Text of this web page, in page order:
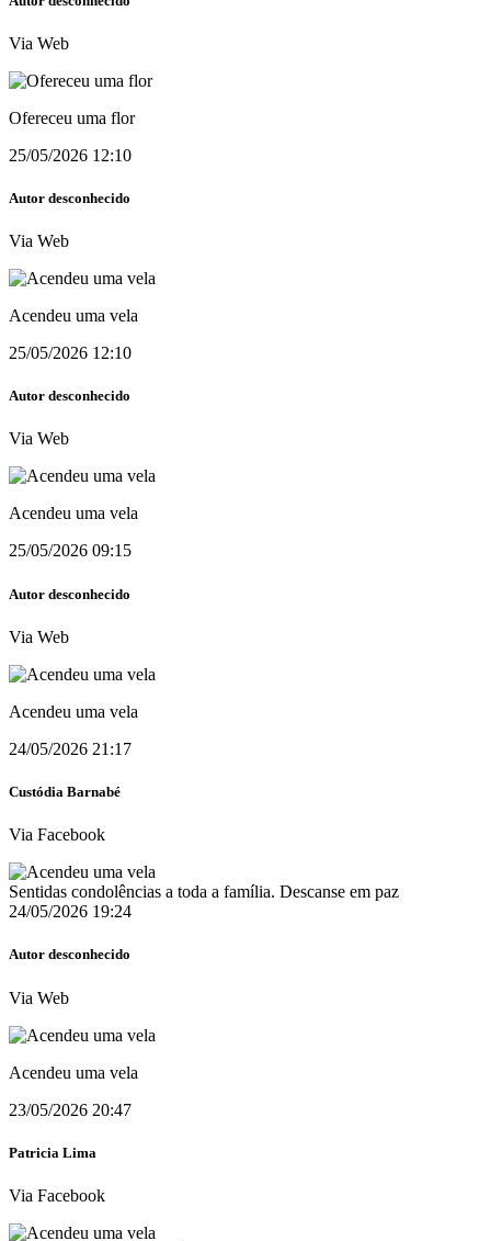
Via Web
Ofereceu uma flor
25/05/2026 12:10
Autor desconhecido
Via Web
Acendeu uma vela
25/05/2026 12:10
Autor desconhecido
Via Web
Acendeu uma vela
25/05/2026 09:15
Autor desconhecido
Via Web
Acendeu uma vela
24/05/2026 21:17
Custódia Barnabé
Via Facebook
Sentidas condolências a toda a família. Descanse em paz
24/05/2026 19:24
Autor desconhecido
Via Web
Acendeu uma vela
23/05/2026 20:47
Patricia Lima
Via Facebook